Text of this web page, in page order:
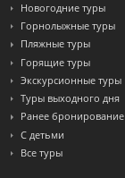
Новогодние туры
Горнолыжные туры
Пляжные туры
Горящие туры
Экскурсионные туры
Туры выходного дня
Ранее бронирование
С детьми
Все туры